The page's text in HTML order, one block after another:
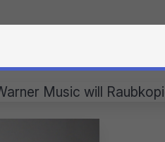
Music will